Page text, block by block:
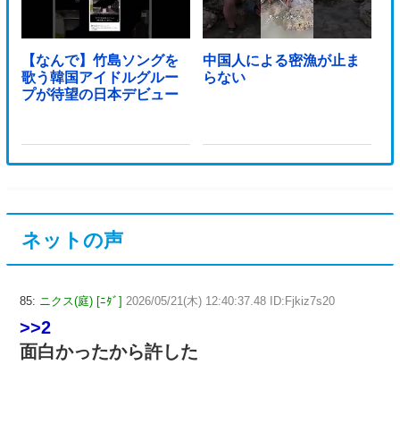
【なんで】竹島ソングを
歌う韓国アイドルグルー
プが待望の日本デビュー
中国人による密漁が止ま
らない
ネットの声
85: ニクス(庭) [ﾆﾀﾞ] 2026/05/21(木) 12:40:37.48 ID:Fjkiz7s20
>>2
面白かったから許した